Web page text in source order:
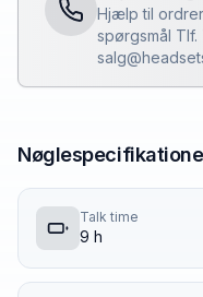
Hjælp til
spørgsmål
Talk time
9 h